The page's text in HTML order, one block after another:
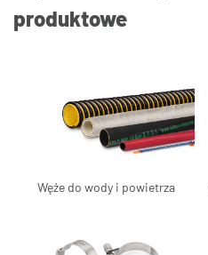
produktowe
Węże do wody i powietrza